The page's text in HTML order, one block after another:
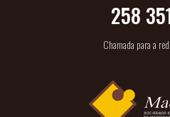
258
Chamada para a